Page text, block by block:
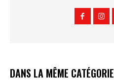
DANS LA MÊME CATÉGORIE